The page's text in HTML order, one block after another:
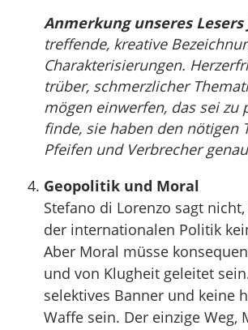
Anmerkung unseres Lesers
treffende, kreative
Charakterisierungen.
trüber, schmerzlicher
mögen einwerfen, das sei zu
finde, sie haben den nötigen
Pfeifen und Verbrecher
Geopolitik und Moral
Stefano di Lorenzo sagt
der internationalen Politik
Aber Moral müsse
und von Klugheit geleitet
selektives Banner und keine
Waffe sein. Der einzige Weg,